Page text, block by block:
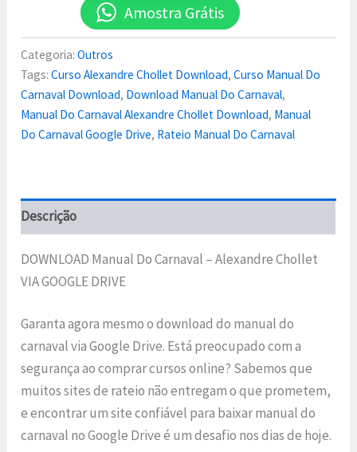
Amostra Grátis
Categoria:Outros
Tags:Curso Alexandre Chollet Download,Curso Manual Do
Carnaval Download, Download Manual Do Carnaval,
Manual Do Carnaval Alexandre Chollet Download, Manual
Do Carnaval Google Drive, Rateio Manual Do Carnaval
Descrição
DOWNLOAD Manual Do Carnaval – Alexandre Chollet
VIA GOOGLE DRIVE
Garanta agora mesmo o download do manual do
carnaval via Google Drive. Está preocupado com a
segurança ao comprar cursos online? Sabemos que
muitos sites de rateio não entregam o que prometem,
e encontrar um site confiável para baixar manual do
carnaval no Google Drive é um desafio nos dias de hoje.